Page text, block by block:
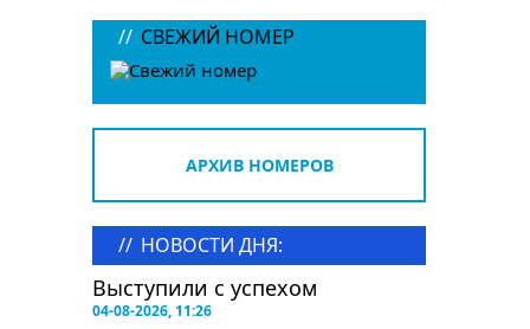
// СВЕЖИЙ НОМЕР
АРХИВ НОМЕРОВ
// НОВОСТИ ДНЯ:
Выступили с успехом
04-08-2026, 11:26